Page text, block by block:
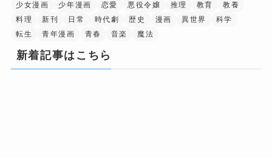
少女漫画
少年漫画 恋愛 悪役令嬢 推理 教育
教養
料理
新刊 日常 時代劇 歴史 漫画 異世界
科学
転生
青年漫画 青春 音楽 魔法
新着記事はこちら